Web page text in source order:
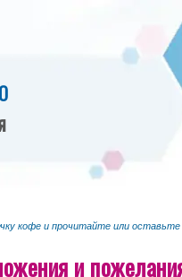
кофе и прочитайте или
и